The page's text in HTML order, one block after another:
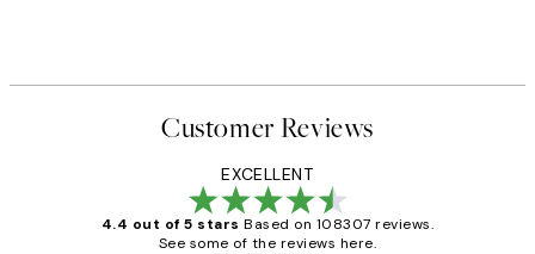
Customer Reviews
EXCELLENT
4.4 out of 5 stars Based on 108307 reviews.
See some of the reviews here.